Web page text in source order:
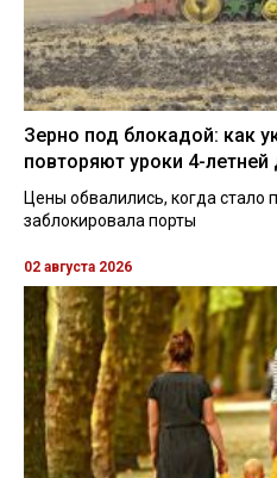
Зерно под блокадой: как
повторяют уроки 4-летней
Цены обвалились, когда стало
заблокировала порты
02 августа 2026